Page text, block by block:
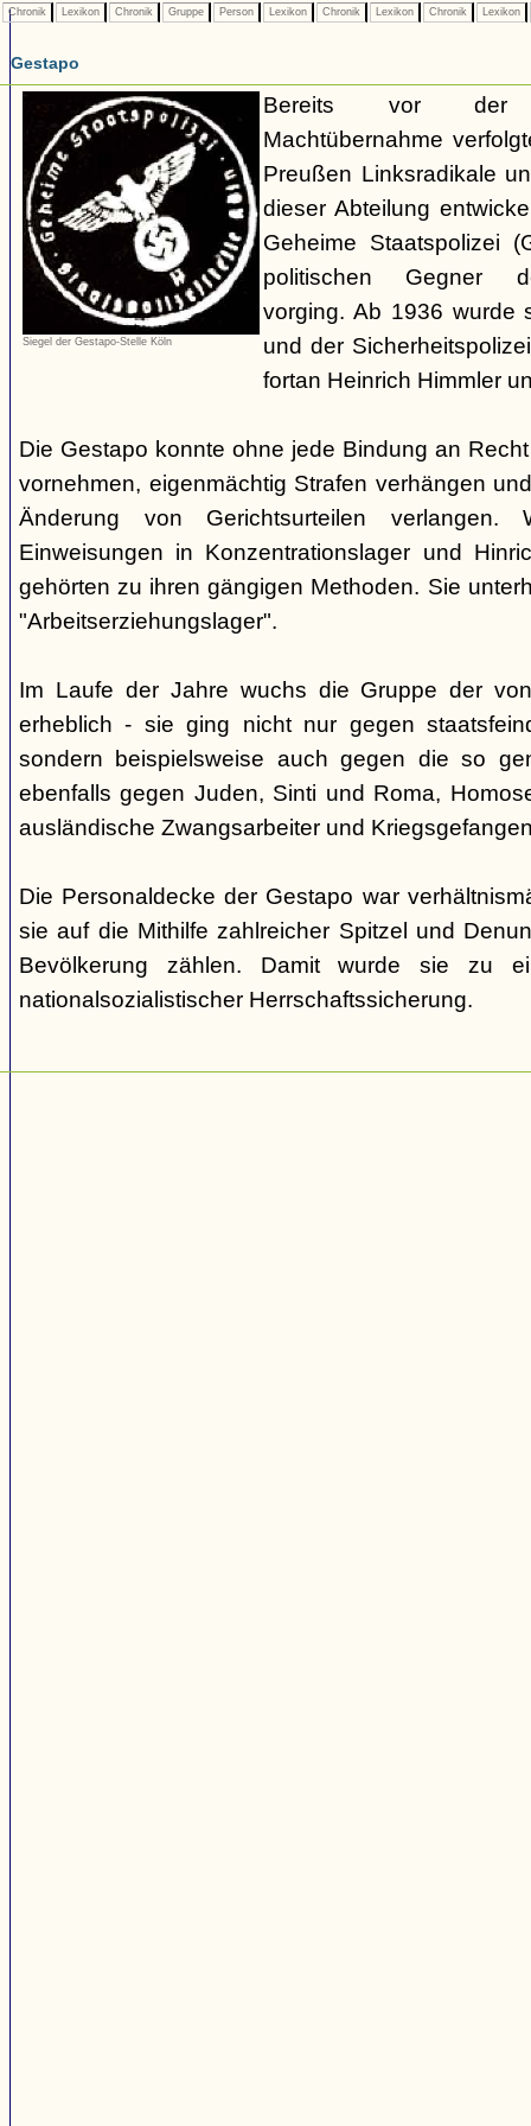
Chronik Lexikon Chronik Gruppe Person Lexikon Chronik Lexikon Chronik Lexikon
Gestapo
Siegel der Gestapo-Stelle Köln
Bereits vor der
Machtübernahme
Preußen Linksradikale
dieser Abteilung
Geheime Staatspolizei
politischen Gegner
vorging. Ab 1936 wurde
und der
fortan Heinrich Himmler
Die Gestapo konnte ohne jede Bindung an
vornehmen, eigenmächtig Strafen verhängen
Änderung von Gerichtsurteilen verlangen.
Einweisungen in Konzentrationslager und
gehörten zu ihren gängigen Methoden. Sie
"Arbeitserziehungslager".
Im Laufe der Jahre wuchs die Gruppe der
erheblich - sie ging nicht nur gegen
sondern beispielsweise auch gegen die so
ebenfalls gegen Juden, Sinti und Roma,
ausländische Zwangsarbeiter und
Die Personaldecke der Gestapo war
sie auf die Mithilfe zahlreicher Spitzel und
Bevölkerung zählen. Damit wurde sie zu
nationalsozialistischer Herrschaftssicherung.